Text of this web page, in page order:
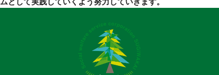
ムとして実践していくよう努力していきます。